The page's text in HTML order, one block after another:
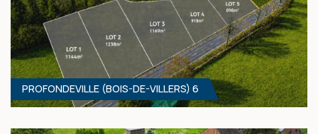
PROFONDEVILLE (BOIS-DE-VILLERS) 6